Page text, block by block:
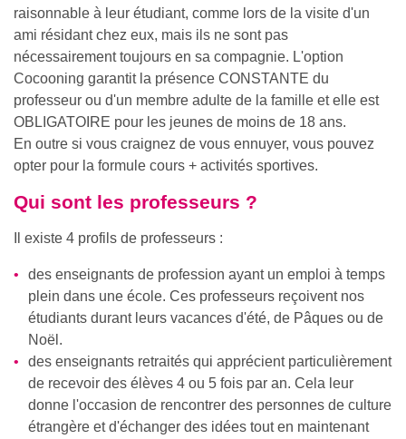
raisonnable à leur étudiant, comme lors de la visite d'un
ami résidant chez eux, mais ils ne sont pas
nécessairement toujours en sa compagnie. L'option
Cocooning garantit la présence CONSTANTE du
professeur ou d'un membre adulte de la famille et elle est
OBLIGATOIRE pour les jeunes de moins de 18 ans.
En outre si vous craignez de vous ennuyer, vous pouvez
opter pour la formule cours + activités sportives.
Qui sont les professeurs ?
Il existe 4 profils de professeurs :
des enseignants de profession ayant un emploi à temps
plein dans une école. Ces professeurs reçoivent nos
étudiants durant leurs vacances d'été, de Pâques ou de
Noël.
des enseignants retraités qui apprécient particulièrement
de recevoir des élèves 4 ou 5 fois par an. Cela leur
donne l'occasion de rencontrer des personnes de culture
étrangère et d'échanger des idées tout en maintenant